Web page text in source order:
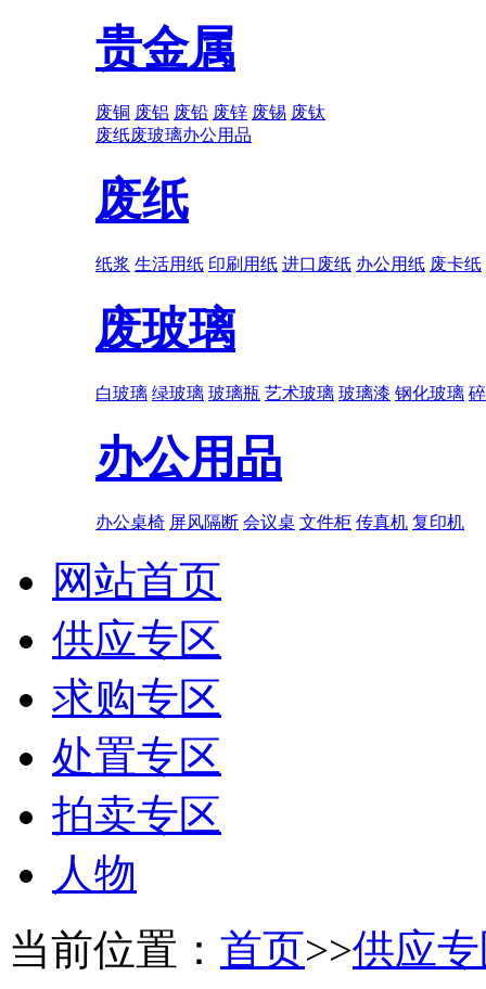
贵金属
废铜 废铝 废铅 废锌 废锡 废钛
废纸废玻璃办公用品
废纸
纸浆 生活用纸 印刷用纸 进口废纸 办公用纸 废卡纸
废玻璃
白玻璃 绿玻璃 玻璃瓶 艺术玻璃 玻璃漆 钢化玻璃
办公用品
办公桌椅 屏风隔断 会议桌 文件柜 传真机 复印机
网站首页
供应专区
求购专区
处置专区
拍卖专区
人物
当前位置： 首页>>供应